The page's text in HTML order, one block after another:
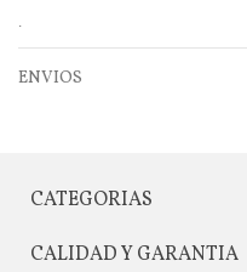
.
ENVIOS
CATEGORIAS
CALIDAD Y GARANTIA